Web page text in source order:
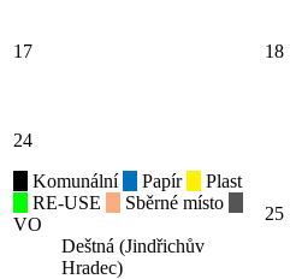
17 18
24
Komunální
Papír
Plast
RE-USE
Sběrné místo
VO
Deštná (Jindřichův
Hradec)
25